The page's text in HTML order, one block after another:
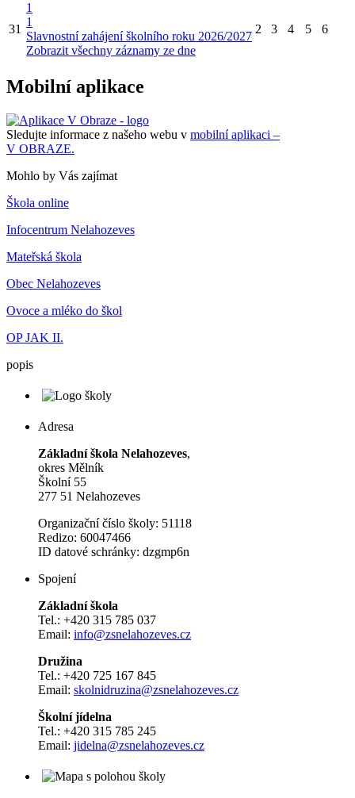
31
1
1
Slavnostní zahájení školního roku 2026/2027
Zobrazit všechny záznamy ze dne
2 3 4 5 6
Mobilní aplikace
Sledujte informace z našeho webu v mobilní aplikaci –
V OBRAZE.
Mohlo by Vás zajímat
Škola online
Infocentrum Nelahozeves
Mateřská škola
Obec Nelahozeves
Ovoce a mléko do škol
OP JAK II.
popis
Adresa
Základní škola Nelahozeves,
okres Mělník
Školní 55
277 51 Nelahozeves
Organizační číslo školy: 51118
Redizo: 60047466
ID datové schránky: dzgmp6n
Spojení
Základní škola
Tel.: +420 315 785 037
Email: info@zsnelahozeves.cz
Družina
Tel.: +420 725 167 845
Email: skolnidruzina@zsnelahozeves.cz
Školní jídelna
Tel.: +420 315 785 245
Email: jidelna@zsnelahozeves.cz